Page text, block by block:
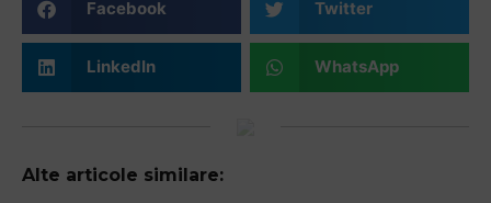
Facebook Twitter
LinkedIn WhatsApp
Alte articole similare: